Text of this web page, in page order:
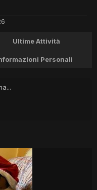
Ultime Attività
Personali